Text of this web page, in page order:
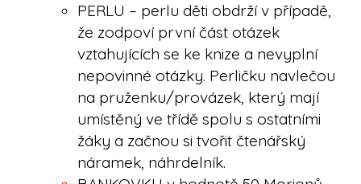
PERLU – perlu děti obdrží v případě,
že zodpoví první část otázek
vztahujících se ke knize a nevyplní
nepovinné otázky. Perličku navlečou
na pruženku/provázek, který mají
umístěný ve třídě spolu s ostatními
žáky a začnou si tvořit čtenářský
náramek, náhrdelník.